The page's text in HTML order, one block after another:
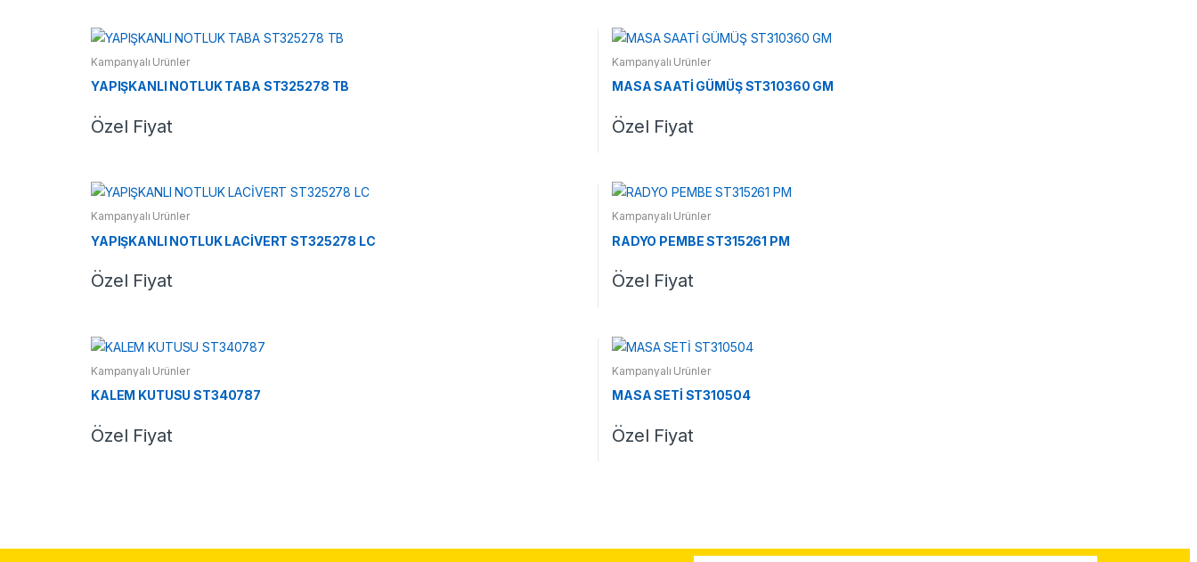
Kampanyalı Ürünler
YAPIŞKANLI NOTLUK TABA ST325278 TB
Özel Fiyat
Kampanyalı Ürünler
MASA SAATİ GÜMÜŞ ST310360 GM
Özel Fiyat
Kampanyalı Ürünler
YAPIŞKANLI NOTLUK LACİVERT ST325278 LC
Özel Fiyat
Kampanyalı Ürünler
RADYO PEMBE ST315261 PM
Özel Fiyat
Kampanyalı Ürünler
KALEM KUTUSU ST340787
Özel Fiyat
Kampanyalı Ürünler
MASA SETİ ST310504
Özel Fiyat